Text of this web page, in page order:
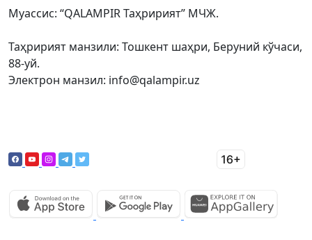
Муассис: “QALAMPIR Таҳририят” МЧЖ.
Таҳририят манзили: Тошкент шаҳри, Беруний кўчаси,
88-уй.
Электрон манзил: info@qalampir.uz